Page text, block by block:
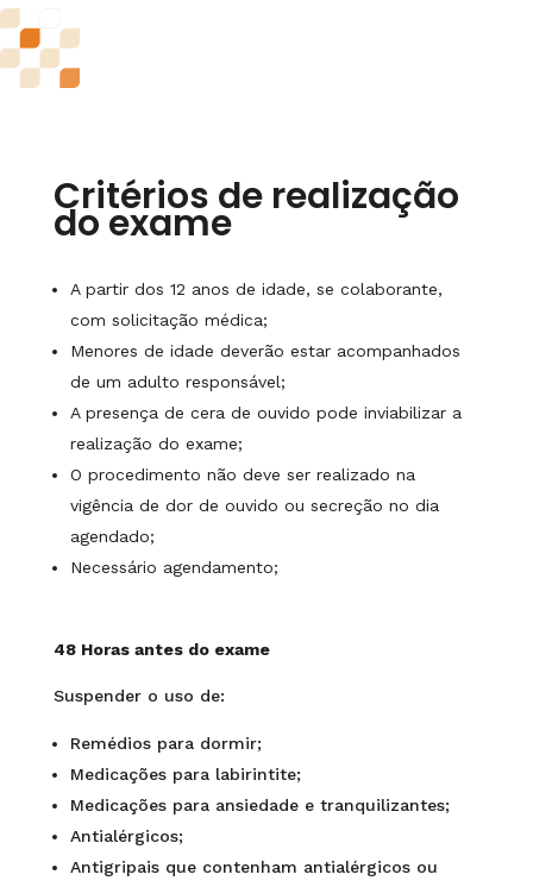
Critérios de realização
do exame
A partir dos 12 anos de idade, se colaborante,
com solicitação médica;
Menores de idade deverão estar acompanhados
de um adulto responsável;
A presença de cera de ouvido pode inviabilizar a
realização do exame;
O procedimento não deve ser realizado na
vigência de dor de ouvido ou secreção no dia
agendado;
Necessário agendamento;
48 Horas antes do exame
Suspender o uso de:
Remédios para dormir;
Medicações para labirintite;
Medicações para ansiedade e tranquilizantes;
Antialérgicos;
Antigripais que contenham antialérgicos ou